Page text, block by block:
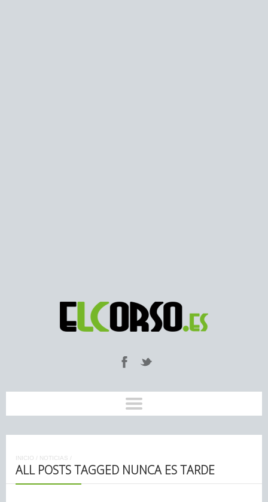
INICIO / NOTICIAS /
ALL POSTS TAGGED NUNCA ES TARDE